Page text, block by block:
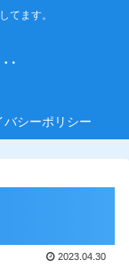
てます。
バシーポリシー
2023.04.30